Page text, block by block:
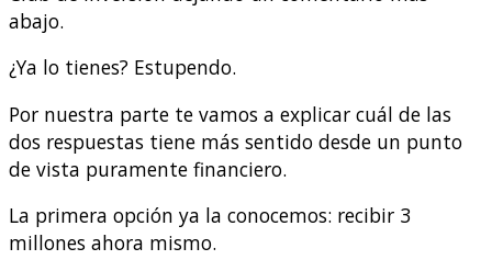
abajo.
¿Ya lo tienes? Estupendo.
Por nuestra parte te vamos a explicar cuál de las
dos respuestas tiene más sentido desde un punto
de vista puramente financiero.
La primera opción ya la conocemos: recibir 3
millones ahora mismo.